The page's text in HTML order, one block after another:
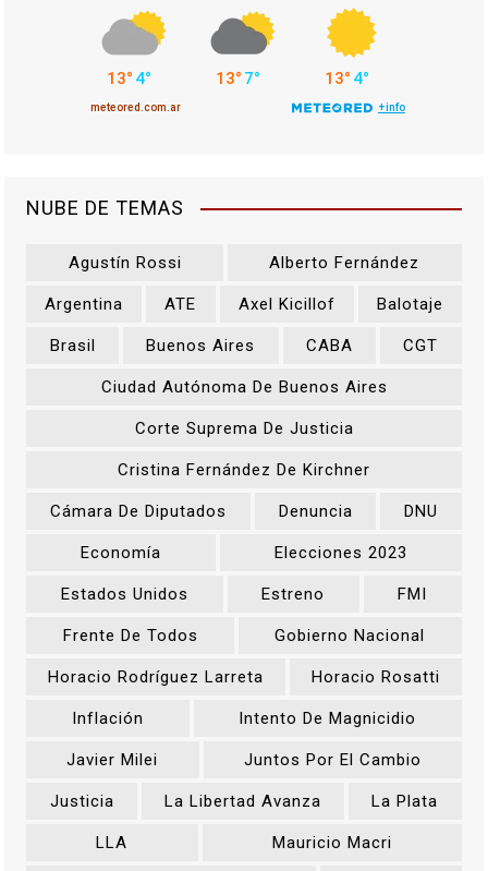
NUBE DE TEMAS
Agustín Rossi Alberto Fernández
Argentina ATE Axel Kicillof Balotaje
Brasil Buenos Aires CABA CGT
Ciudad Autónoma De Buenos Aires
Corte Suprema De Justicia
Cristina Fernández De Kirchner
Cámara De Diputados Denuncia DNU
Economía Elecciones 2023
Estados Unidos Estreno FMI
Frente De Todos Gobierno Nacional
Horacio Rodríguez Larreta Horacio Rosatti
Inflación Intento De Magnicidio
Javier Milei Juntos Por El Cambio
Justicia La Libertad Avanza La Plata
LLA Mauricio Macri